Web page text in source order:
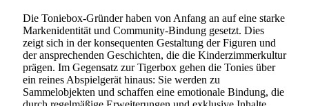
Die Toniebox-Gründer haben von Anfang an auf eine starke
Markenidentität und Community-Bindung gesetzt. Dies
zeigt sich in der konsequenten Gestaltung der Figuren und
der ansprechenden Geschichten, die die Kinderzimmerkultur
prägen. Im Gegensatz zur Tigerbox gehen die Tonies über
ein reines Abspielgerät hinaus: Sie werden zu
Sammelobjekten und schaffen eine emotionale Bindung, die